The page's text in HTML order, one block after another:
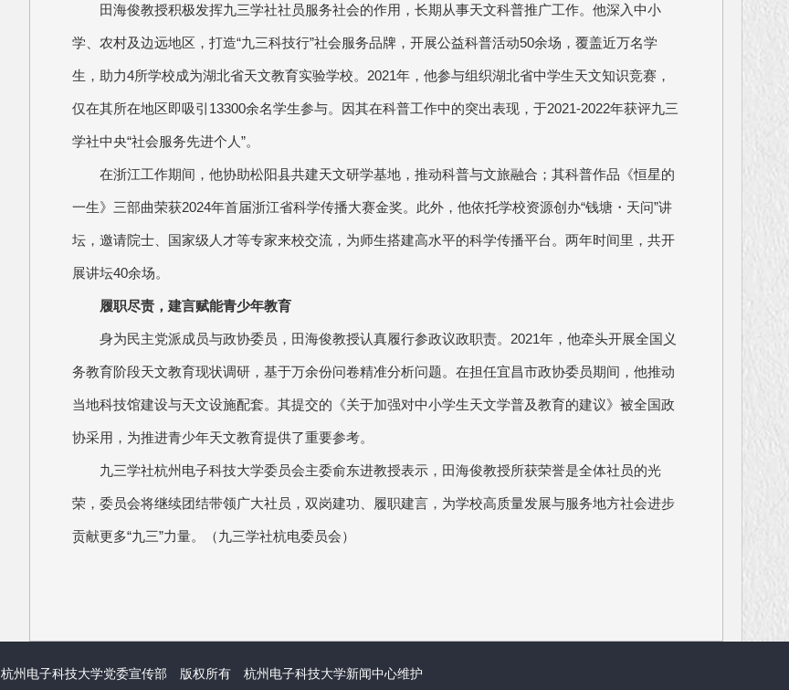
田海俊教授积极发挥九三学社社员服务社会的作用，长期从事天文科普推广工作。他深入中小
学、农村及边远地区，打造“九三科技行”社会服务品牌，开展公益科普活动50余场，覆盖近万名学
生，助力4所学校成为湖北省天文教育实验学校。2021年，他参与组织湖北省中学生天文知识竞赛，
仅在其所在地区即吸引13300余名学生参与。因其在科普工作中的突出表现，于2021-2022年获评九三
学社中央“社会服务先进个人”。
在浙江工作期间，他协助松阳县共建天文研学基地，推动科普与文旅融合；其科普作品《恒星的
一生》三部曲荣获2024年首届浙江省科学传播大赛金奖。此外，他依托学校资源创办“钱塘・天问”讲
坛，邀请院士、国家级人才等专家来校交流，为师生搭建高水平的科学传播平台。两年时间里，共开
展讲坛40余场。
履职尽责，建言赋能青少年教育
身为民主党派成员与政协委员，田海俊教授认真履行参政议政职责。2021年，他牵头开展全国义
务教育阶段天文教育现状调研，基于万余份问卷精准分析问题。在担任宜昌市政协委员期间，他推动
当地科技馆建设与天文设施配套。其提交的《关于加强对中小学生天文学普及教育的建议》被全国政
协采用，为推进青少年天文教育提供了重要参考。
九三学社杭州电子科技大学委员会主委俞东进教授表示，田海俊教授所获荣誉是全体社员的光
荣，委员会将继续团结带领广大社员，双岗建功、履职建言，为学校高质量发展与服务地方社会进步
贡献更多“九三”力量。（九三学社杭电委员会）
杭州电子科技大学党委宣传部 版权所有 杭州电子科技大学新闻中心维护